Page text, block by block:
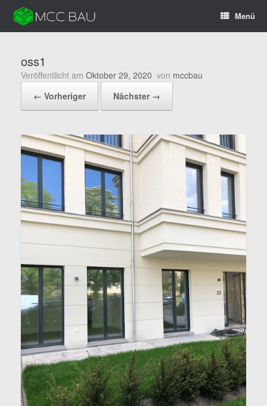
Inhalt
springen
Menü
oss1
Veröffentlicht am Oktober 29, 2020 von mccbau
← Vorheriger
Nächster →